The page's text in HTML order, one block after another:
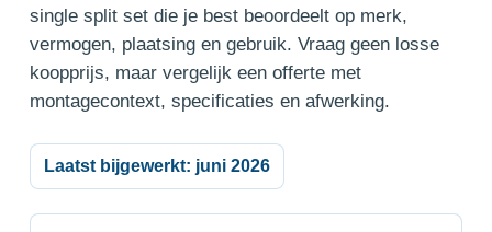
single split set die je best beoordeelt op merk,
vermogen, plaatsing en gebruik. Vraag geen losse
koopprijs, maar vergelijk een offerte met
montagecontext, specificaties en afwerking.
Laatst bijgewerkt: juni 2026